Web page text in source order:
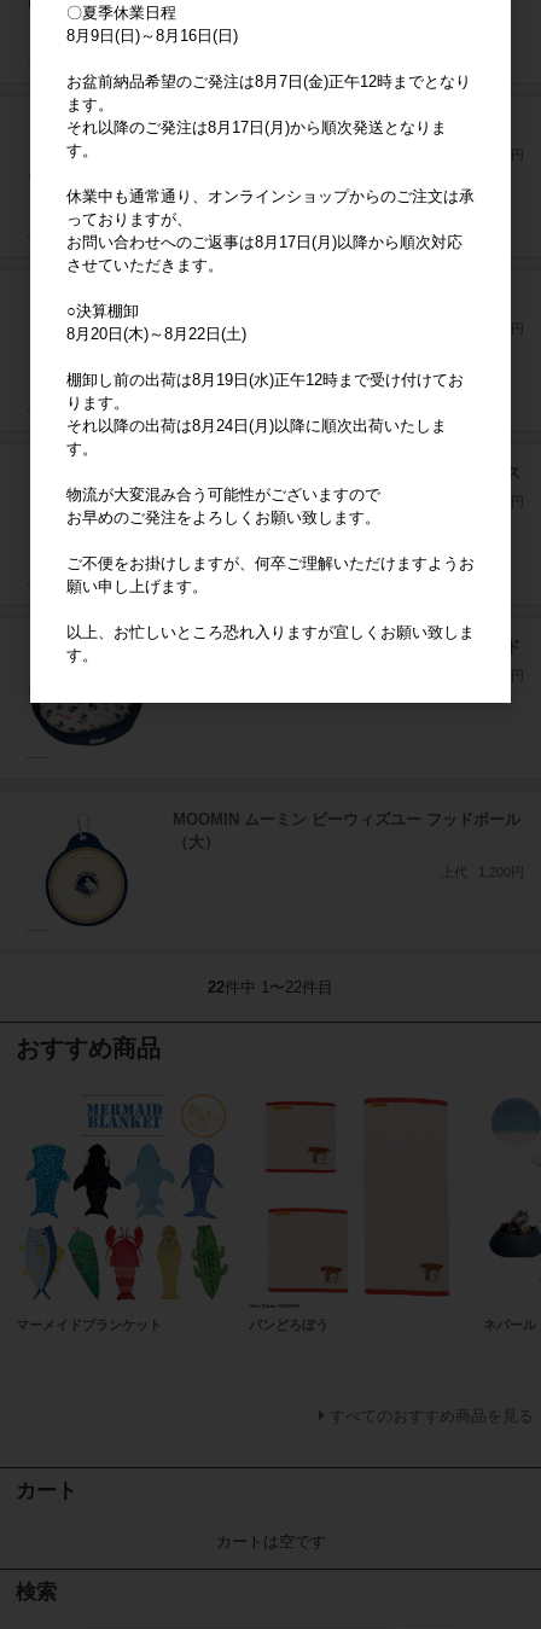
MOOMIN ムーミン ビーウィズユー カラー
1,000円
1,300円
MOOMIN ムーミン ムーミンやしき ドッグハウス
10,000円
MOOMIN ムーミン ビーウィズユー ペットベッド
5,000円
MOOMIN ムーミン ビーウィズユー フッドボール
（大）
上代 1,200円
22件中 1〜22件目
おすすめ商品
マーメイドブランケット パンどろぼう ネパール
すべてのおすすめ商品を見る
カート
カートは空です
検索
〇夏季休業日程
8月9日(日)～8月16日(日)
お盆前納品希望のご発注は8月7日(金)正午12時までとなり
ます。
それ以降のご発注は8月17日(月)から順次発送となりま
す。
休業中も通常通り、オンラインショップからのご注文は承
っておりますが、
お問い合わせへのご返事は8月17日(月)以降から順次対応
させていただきます。
○決算棚卸
8月20日(木)～8月22日(土)
棚卸し前の出荷は8月19日(水)正午12時まで受け付けてお
ります。
それ以降の出荷は8月24日(月)以降に順次出荷いたしま
す。
物流が大変混み合う可能性がございますので
お早めのご発注をよろしくお願い致します。
ご不便をお掛けしますが、何卒ご理解いただけますようお
願い申し上げます。
以上、お忙しいところ恐れ入りますが宜しくお願い致しま
す。